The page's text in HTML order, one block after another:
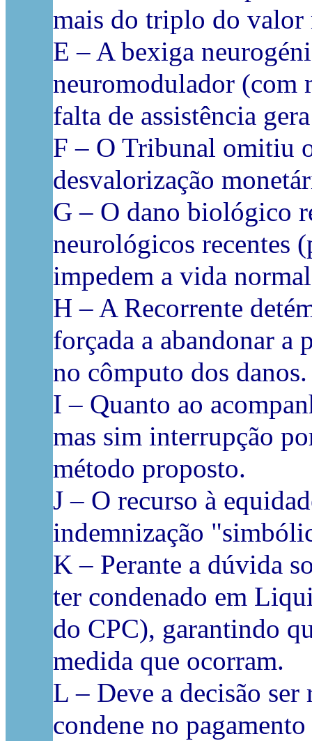
mais do triplo do valor
E – A bexiga
neuromodulador (com
falta de assistência
F – O Tribunal omitiu
desvalorização
G – O dano biológico
neurológicos recentes
impedem a vida
H – A Recorrente
forçada a abandonar a
no cômputo dos danos.
I – Quanto ao
mas sim interrupção
método proposto.
J – O recurso à
indemnização
K – Perante a dúvida
ter condenado em
do CPC), garantindo
medida que ocorram.
L – Deve a decisão
condene no